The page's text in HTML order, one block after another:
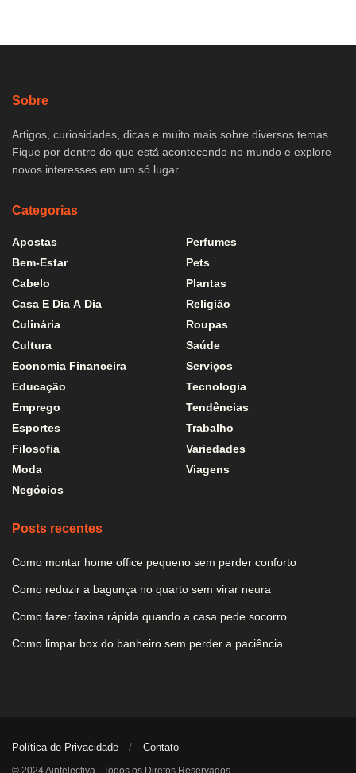
Sobre
Artigos, curiosidades, dicas e muito mais sobre diversos temas.
Fique por dentro do que está acontecendo no mundo e explore
novos interesses em um só lugar.
Categorias
Apostas
Bem-Estar
Cabelo
Casa E Dia A Dia
Culinária
Cultura
Economia Financeira
Educação
Emprego
Esportes
Filosofia
Moda
Negócios
Perfumes
Pets
Plantas
Religião
Roupas
Saúde
Serviços
Tecnologia
Tendências
Trabalho
Variedades
Viagens
Posts recentes
Como montar home office pequeno sem perder conforto
Como reduzir a bagunça no quarto sem virar neura
Como fazer faxina rápida quando a casa pede socorro
Como limpar box do banheiro sem perder a paciência
Política de Privacidade Contato
© 2024 Aintelectiva - Todos os Diretos Reservados.